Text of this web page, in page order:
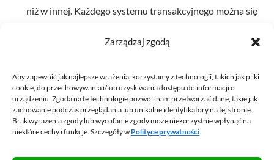
Zarządzaj zgodą
Aby zapewnić jak najlepsze wrażenia, korzystamy z technologii, takich jak pliki
cookie, do przechowywania i/lub uzyskiwania dostępu do informacji o
urządzeniu. Zgoda na te technologie pozwoli nam przetwarzać dane, takie jak
zachowanie podczas przeglądania lub unikalne identyfikatory na tej stronie.
Brak wyrażenia zgody lub wycofanie zgody może niekorzystnie wpłynąć na
niektóre cechy i funkcje. Szczegóły w Polityce prywatności.
niż w innej. Każdego systemu transakcyjnego można się
Za to dużą wagę przykładamy do łatwości odwzorowania
globalnych rynków finansowych za pomocą silnie
zdywersyfikowanego instrumentu. Przy pomocy jednego czy